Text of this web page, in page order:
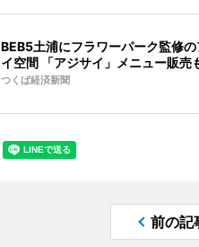
BEB5土浦にフラワーパーク監修の
イ空間 「アジサイ」メニュー販売
つくば経済新聞
前の記